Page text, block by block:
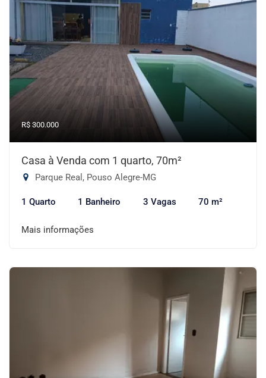
R$ 300.000
Casa à Venda com 1 quarto, 70m²
Parque Real, Pouso Alegre-MG
1 Quarto 1 Banheiro 3 Vagas 70 m²
Mais informações